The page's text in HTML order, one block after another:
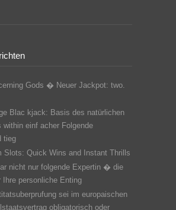
Gods � Neuer Jackpot: two.
Blac kjack: Basis des natürlichen
within einf acher Folgende
tieg
Slots: Quick Wins and Instant Thrills
nicht nur folgende Expertin � die
Ihre personliche Enting
sei im europaischen
obligatorisch oder